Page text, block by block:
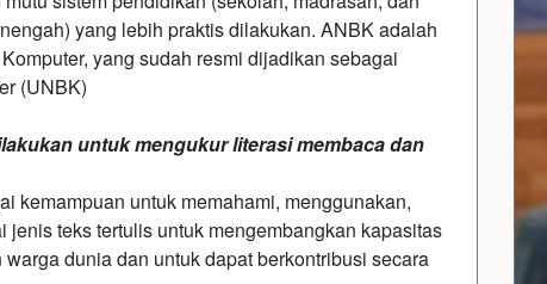
yang lebih praktis dilakukan. ANBK adalah
yang sudah resmi dijadikan sebagai
(UNBK)
untuk mengukur literasi membaca dan
kemampuan untuk memahami, menggunakan,
teks tertulis untuk mengembangkan kapasitas
dunia dan untuk dapat berkontribusi secara